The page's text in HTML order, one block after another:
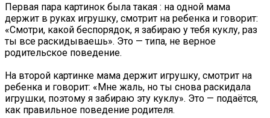
Первая пара картинок была такая : на одной мама
держит в руках игрушку, смотрит на ребенка и говорит:
«Смотри, какой беспорядок, я забираю у тебя куклу, раз
ты все раскидываешь». Это — типа, не верное
родительское поведение.
На второй картинке мама держит игрушку, смотрит на
ребенка и говорит: «Мне жаль, но ты снова раскидала
игрушки, поэтому я забираю эту куклу». Это — подаётся,
как правильное поведение родителя.